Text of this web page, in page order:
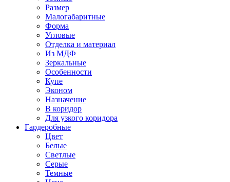
Размер
Малогабаритные
Форма
Угловые
Отделка и материал
Из МДФ
Зеркальные
Особенности
Купе
Эконом
Назначение
В коридор
Для узкого коридора
Гардеробные
Цвет
Белые
Светлые
Серые
Темные